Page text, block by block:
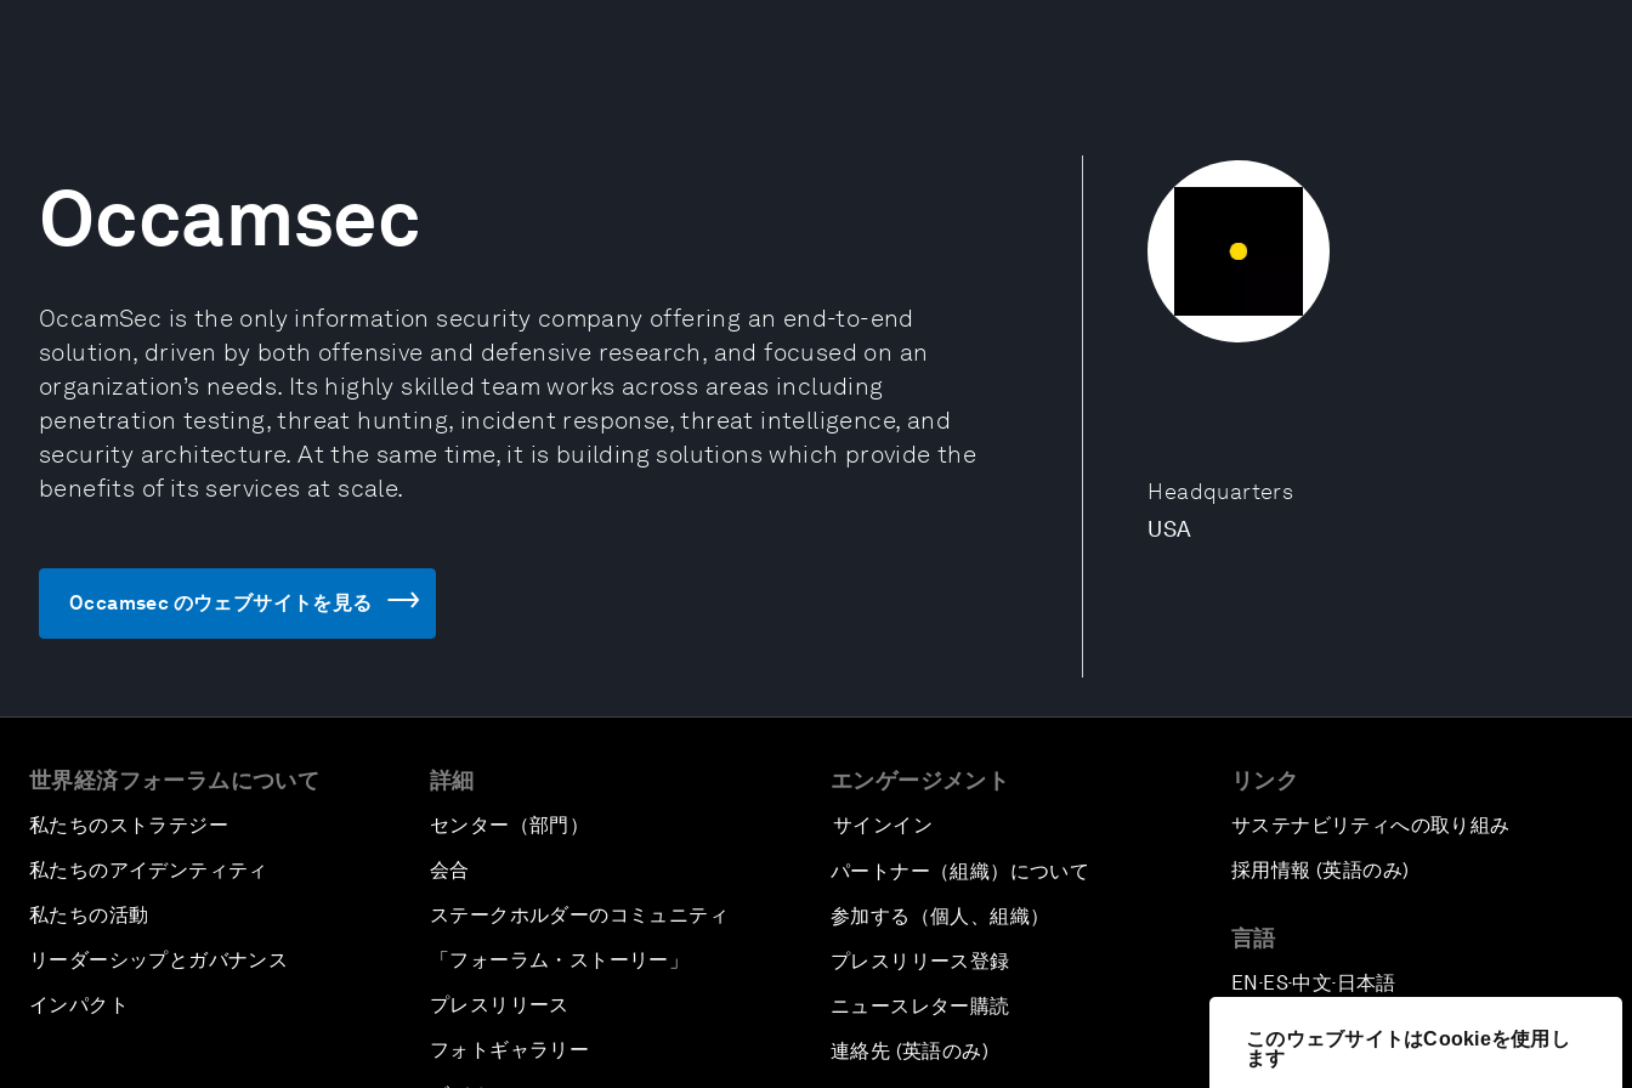
このウェブサイトはCookieを使用し
ます
Headquarters
USA
Occamsec
OccamSec is the only information security company offering an end-to-end
solution, driven by both offensive and defensive research, and focused on an
organization’s needs. Its highly skilled team works across areas including
penetration testing, threat hunting, incident response, threat intelligence, and
security architecture. At the same time, it is building solutions which provide the
benefits of its services at scale.
Occamsec のウェブサイトを見る
世界経済フォーラムについて
私たちのストラテジー
私たちのアイデンティティ
私たちの活動
リーダーシップとガバナンス
インパクト
詳細
センター（部門）
会合
ステークホルダーのコミュニティ
「フォーラム・ストーリー」
プレスリリース
フォトギャラリー
エンゲージメント
サインイン
パートナー（組織）について
参加する（個人、組織）
プレスリリース登録
ニュースレター購読
連絡先 (英語のみ)
リンク
サステナビリティへの取り組み
採用情報 (英語のみ)
言語
EN ▪ES▪中文▪ 日本語